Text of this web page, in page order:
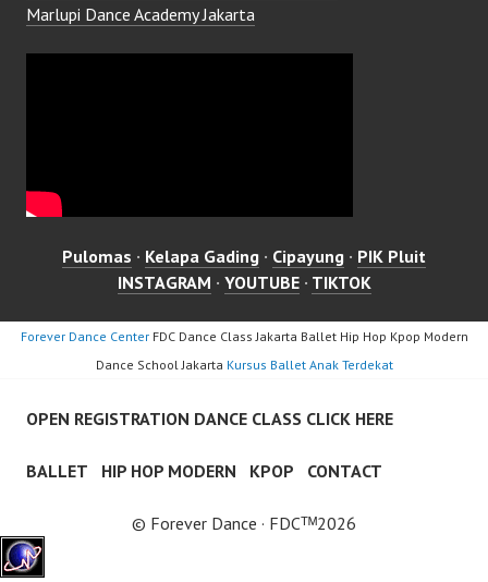
Marlupi Dance Academy Jakarta
Pulomas · Kelapa Gading · Cipayung · PIK Pluit
INSTAGRAM · YOUTUBE· TIKTOK
Forever Dance CenterFDC Dance Class Jakarta Ballet Hip Hop Kpop Modern
Dance School Jakarta Kursus Ballet Anak Terdekat
OPEN REGISTRATION DANCE CLASS CLICK HERE
BALLET HIP HOP MODERN KPOP CONTACT
© Forever Dance · FDCᵀᴹ2026